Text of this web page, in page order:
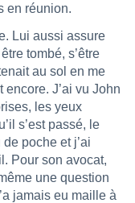
en réunion.
Lui aussi assure
tombé, s’être
au sol en me
J’ai vu John
les yeux
s’est passé, le
poche et j’ai
Pour son avocat,
une question
jamais eu maille à